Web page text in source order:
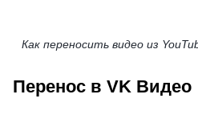
Как переносить видео из
Перенос в VK Видео